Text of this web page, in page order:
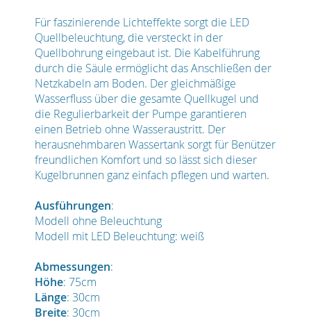
Für faszinierende Lichteffekte sorgt die LED
Quellbeleuchtung, die versteckt in der
Quellbohrung eingebaut ist. Die Kabelführung
durch die Säule ermöglicht das Anschließen der
Netzkabeln am Boden. Der gleichmäßige
Wasserfluss über die gesamte Quellkugel und
die Regulierbarkeit der Pumpe garantieren
einen Betrieb ohne Wasseraustritt. Der
herausnehmbaren Wassertank sorgt für Benützer
freundlichen Komfort und so lässt sich dieser
Kugelbrunnen ganz einfach pflegen und warten.
Ausführungen:
Modell ohne Beleuchtung
Modell mit LED Beleuchtung: weiß
Abmessungen:
Höhe: 75cm
Länge: 30cm
Breite: 30cm